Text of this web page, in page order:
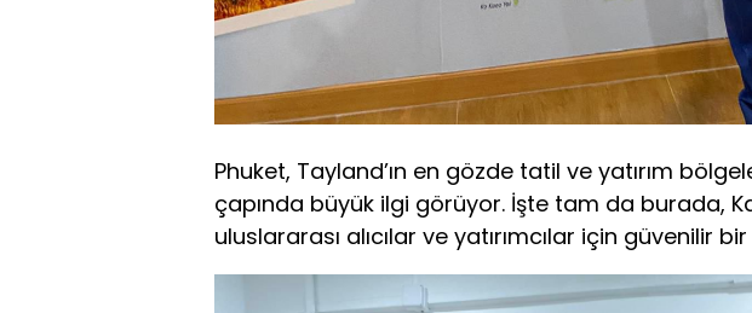
Phuket, Tayland’ın en gözde tatil ve yatırım
çapında büyük ilgi görüyor. İşte tam da burada,
uluslararası alıcılar ve yatırımcılar için güvenilir